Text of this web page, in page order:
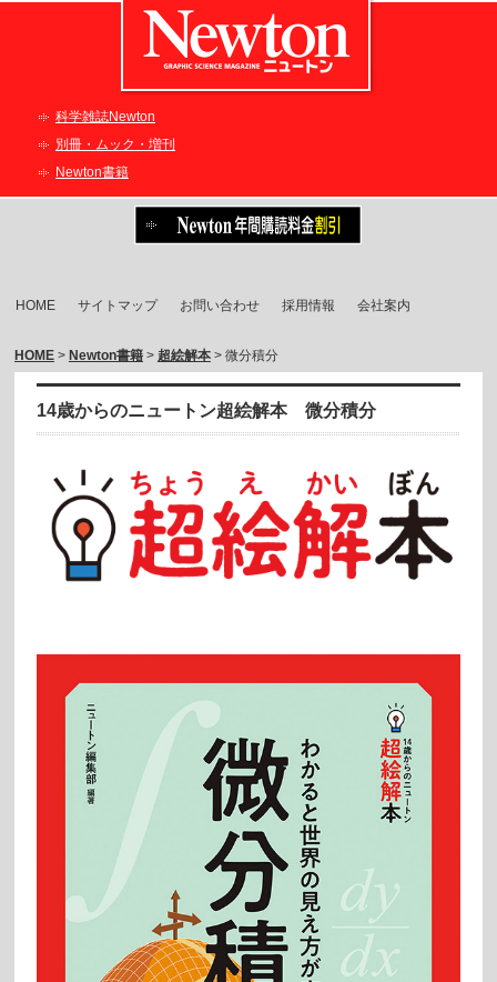
科学雑誌Newton
別冊・ムック・増刊
Newton書籍
HOME サイトマップ お問い合わせ 採用情報 会社案内
HOME> Newton書籍> 超絵解本> 微分積分
14歳からのニュートン超絵解本 微分積分